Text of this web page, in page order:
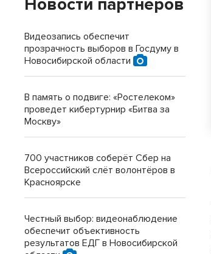
Новости партнеров
Видеозапись обеспечит
прозрачность выборов в Госдуму в
Новосибирской области
В память о подвиге: «Ростелеком»
проведет кибертурнир «Битва за
Москву»
700 участников соберёт Сбер на
Всероссийский слёт волонтёров в
Красноярске
Честный выбор: видеонаблюдение
обеспечит объективность
результатов ЕДГ в Новосибирской